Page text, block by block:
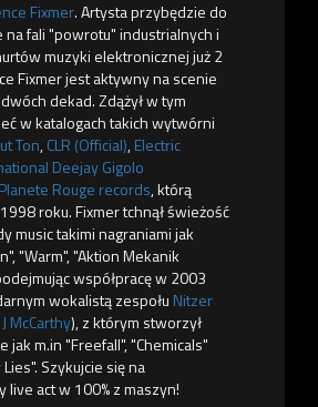
Fixmer. Artysta przybędzie do
na fali "powrotu" industrialnych i
muzyki elektronicznej już 2
Fixmer jest aktywny na scenie
dekad. Zdążył w tym
w katalogach takich wytwórni
Ton,CLR (Official),Electric
Deejay Gigolo
Planete Rouge records, którą
roku. Fixmer tchnął świeżość
music takimi nagraniami jak
"Warm", "Aktion Mekanik
współpracę w 2003
wokalistą zespołu Nitzer
McCarthy), z którym stworzył
jak m.in "Freefall", "Chemicals"
Szykujcie się na
act w 100% z maszyn!